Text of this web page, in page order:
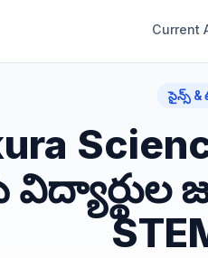
Current
సైన్స్ &